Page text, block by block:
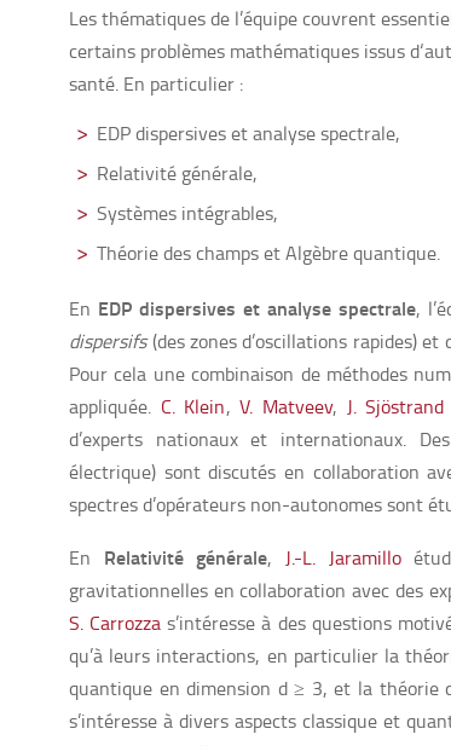
Les thématiques de l’équipe couvrent
certains problèmes mathématiques issus
santé. En particulier :
EDP dispersives et analyse spectrale,
Relativité générale,
Systèmes intégrables,
Théorie des champs et Algèbre quantique.
En EDP dispersives et analyse spectrale,
dispersifs(des zones d’oscillations rapides)
Pour cela une combinaison de méthodes
appliquée. C. Klein,V. Matveev, J. Sjöstrand
d’experts nationaux et internationaux.
électrique) sont discutés en collaboration
spectres d’opérateurs non-autonomes sont
En Relativité générale, J.-L. Jaramillo
gravitationnelles en collaboration avec des
S. Carrozza s’intéresse à des questions
qu’à leurs interactions, en particulier la
quantique en dimension d ≥ 3, et la théorie
s’intéresse à divers aspects classique et